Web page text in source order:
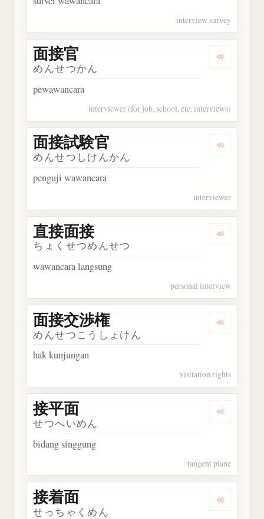
interview survey
面接官
めんせつかん
pewawancara
interviewer (for job, school, etc. interviews)
面接試験官
めんせつしけんかん
penguji wawancara
interviewer
直接面接
ちょくせつめんせつ
wawancara langsung
personal interview
面接交渉権
めんせつこうしょけん
hak kunjungan
visitation rights
接平面
せつへいめん
bidang singgung
tangent plane
接着面
せっちゃくめん